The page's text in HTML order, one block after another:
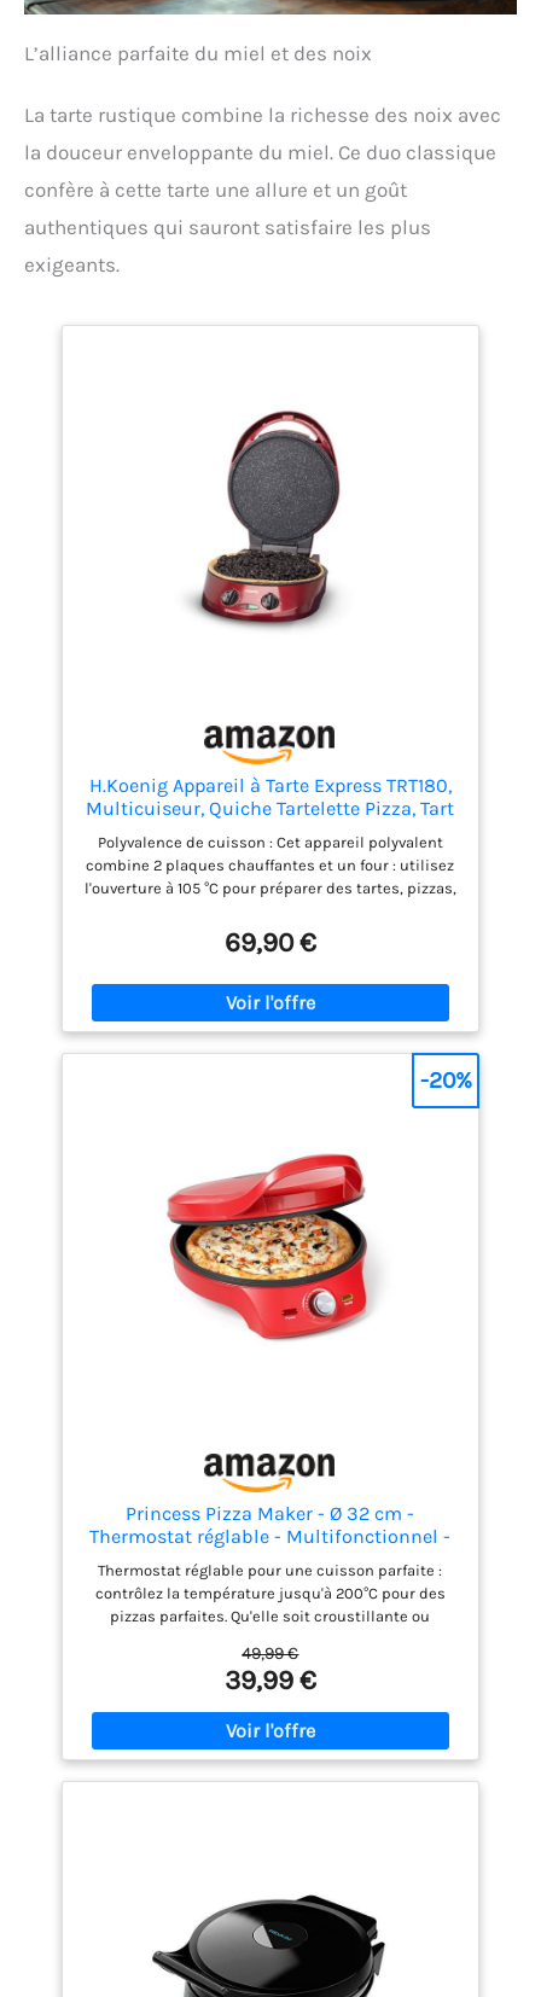
L’alliance parfaite du miel et des noix
La tarte rustique combine la richesse des noix avec
la douceur enveloppante du miel. Ce duo classique
confère à cette tarte une allure et un goût
authentiques qui sauront satisfaire les plus
exigeants.
H.Koenig Appareil à Tarte Express TRT180,
Multicuiseur, Quiche Tartelette Pizza, Tart
Maker sur Table, 2 plaques Plancha Grill
Four, Thermostat Réglable 210°C,
Ouverture 105-180°, 9 Moules à tarte
Polyvalence de cuisson : Cet appareil polyvalent
combine 2 plaques chauffantes et un four : utilisez
l'ouverture à 105 °C pour préparer des tartes, pizzas,
profiter de la table grill. Température ajustable : La
température est ajustable de 90°C jusqu’à 210 °C,
vous permettant de contrôler précisément la
chaleur pour des résultats de cuisson optimaux.
Fonctionnalités pratiques : Équipé d'un régulateur
de temps et de 2 témoins lumineux, cet appareil
offre une utilisation conviviale. De plus, un bouton
poche pâtissière comprenant 5 embouts, 8 moules
à gâteaux en silicone Ø 8,5 cm, et un grand moule à
tarte Ø 30 cm, cet appareil est accompagné de tout
ce dont vous avez besoin pour vous lancer dans la
création de délicieuses tartes et pâtisseries.
Garantie étendue de deux ans : Bénéficiez d'une
garantie étendue de 2 ans, accompagnée d'un
atelier SAV en France, offrant ainsi la confiance et la
tranquillité d'esprit pour une utilisation prolongée
69,90 €
Princess Pizza Maker - Ø 32 cm -
Thermostat réglable - Multifonctionnel -
Fonction gril incluse - jusqu'à 200°C -
115007
Thermostat réglable pour une cuisson parfaite :
contrôlez la température jusqu'à 200°C pour des
pizzas parfaites. Qu'elle soit croustillante ou
chaque pizza est cuite exactement à votre goût.
Design sans BPA et sûr : fabriqué à partir de
matériaux sans BPA avec des poignées cool-touch,
cet appareil assure une cuisson sûre et sans souci.
Profitez d'une sécurité rassurante avec cet appareil
facile à utiliser. Ouverture multifonctionnelle à 180°
antiadhésive : la grande surface antiadhésive de 32
cm permet de retirer facilement la pizza et de la
nettoyer rapidement, idéal pour cuire de grandes
pizzas ou pour griller avec un minimum d'efforts.
Stable et pratique : des pieds antidérapants
49,99 €
39,99 €
-20%